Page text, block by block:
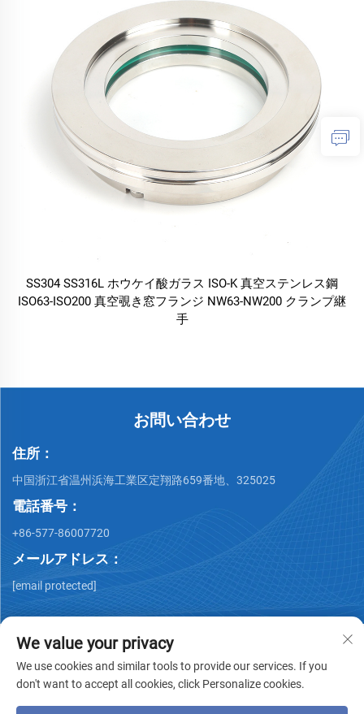
SS304 SS316L ホウケイ酸ガラス ISO-K 真空ステンレス鋼
ISO63-ISO200 真空覗き窓フランジ NW63-NW200 クランプ継
手
お問い合わせ
住所：
中国浙江省温州浜海工業区定翔路659番地、325025
電話番号：
+86-577-86007720
メールアドレス：
[email protected]
We value your privacy
We use cookies and similar tools to provide our services. If you
don't want to accept all cookies, click Personalize cookies.